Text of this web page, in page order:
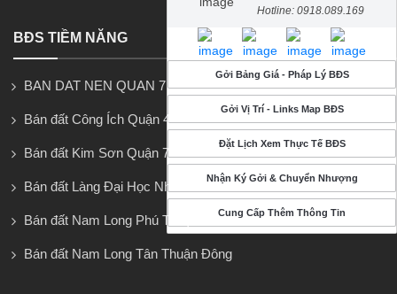
Hotline: 0918.089.169
Gởi Bảng Giá - Pháp Lý BĐS
Gởi Vị Trí - Links Map BĐS
Đặt Lịch Xem Thực Tế BĐS
Nhận Ký Gởi & Chuyển Nhượng
Cung Cấp Thêm Thông Tin
BĐS TIỀM NĂNG
BAN DAT NEN QUAN 7
Bán đất Công Ích Quận 4
Bán đất Kim Sơn Quận 7
Bán đất Làng Đại Học Nhà Bè
Bán đất Nam Long Phú Thuận
Bán đất Nam Long Tân Thuận Đông